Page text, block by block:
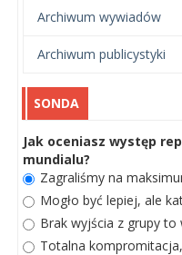
Archiwum wywiadów
Archiwum publicystyki
SONDA
Jak oceniasz występ
mundialu?
Zagraliśmy na
Mogło być lepiej, ale
Brak wyjścia z grupy
Totalna